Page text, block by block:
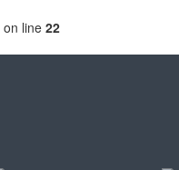
on line 22